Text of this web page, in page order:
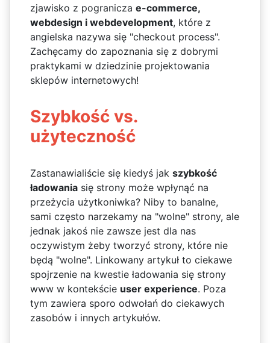
zjawisko z pogranicza e-commerce,
webdesign i webdevelopment, które z
angielska nazywa się "checkout process".
Zachęcamy do zapoznania się z dobrymi
praktykami w dziedzinie projektowania
sklepów internetowych!
Szybkość vs.
użyteczność
Zastanawialiście się kiedyś jak szybkość
ładowaniasię strony może wpłynąć na
przeżycia użytkoniwka? Niby to banalne,
sami często narzekamy na "wolne" strony, ale
jednak jakoś nie zawsze jest dla nas
oczywistym żeby tworzyć strony, które nie
będą "wolne". Linkowany artykuł to ciekawe
spojrzenie na kwestie ładowania się strony
www w kontekście user experience. Poza
tym zawiera sporo odwołań do ciekawych
zasobów i innych artykułów.